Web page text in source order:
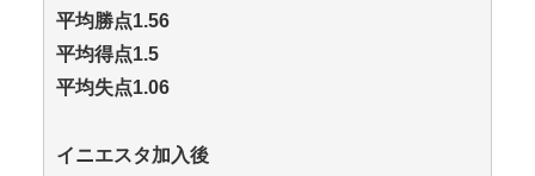
平均勝点1.56
平均得点1.5
平均失点1.06
イニエスタ加入後